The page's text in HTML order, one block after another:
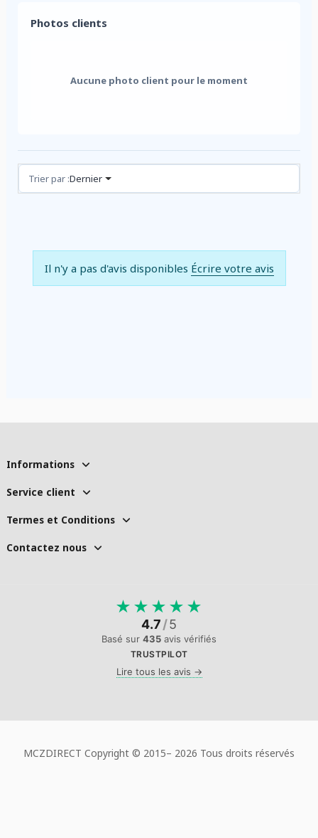
Photos clients
Aucune photo client pour le moment
Avis (0)
Trier par :Dernier
Il n'y a pas d'avis disponibles Écrire votre avis
Informations
Service client
Termes et Conditions
Contactez nous
★ ★ ★ ★ ★
4.7/5
Basé sur 435 avis vérifiés
TRUSTPILOT
Lire tous les avis →
MCZDIRECT Copyright © 2015– 2026 Tous droits réservés